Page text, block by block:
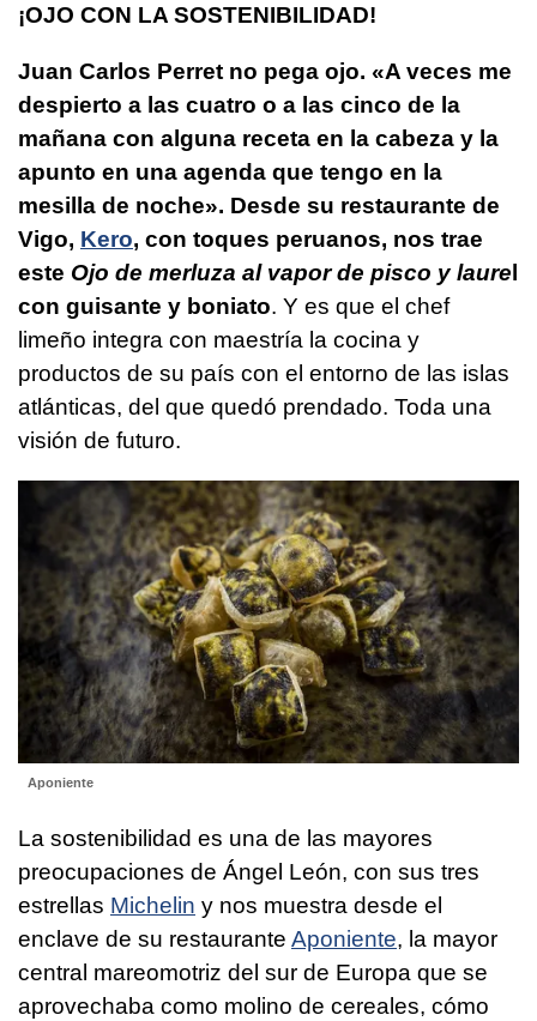
¡OJO CON LA SOSTENIBILIDAD!
Juan Carlos Perret no pega ojo. «A veces me
despierto a las cuatro o a las cinco de la
mañana con alguna receta en la cabeza y la
apunto en una agenda que tengo en la
mesilla de noche». Desde su restaurante de
Vigo, Kero, con toques peruanos, nos trae
este Ojo de merluza al vapor de pisco y laure
con guisante y boniato. Y es que el chef
limeño integra con maestría la cocina y
productos de su país con el entorno de las islas
atlánticas, del que quedó prendado. Toda una
visión de futuro.
Aponiente
La sostenibilidad es una de las mayores
preocupaciones de Ángel León, con sus tres
estrellas Michelin y nos muestra desde el
enclave de su restaurante Aponiente, la mayor
central mareomotriz del sur de Europa que se
aprovechaba como molino de cereales, cómo